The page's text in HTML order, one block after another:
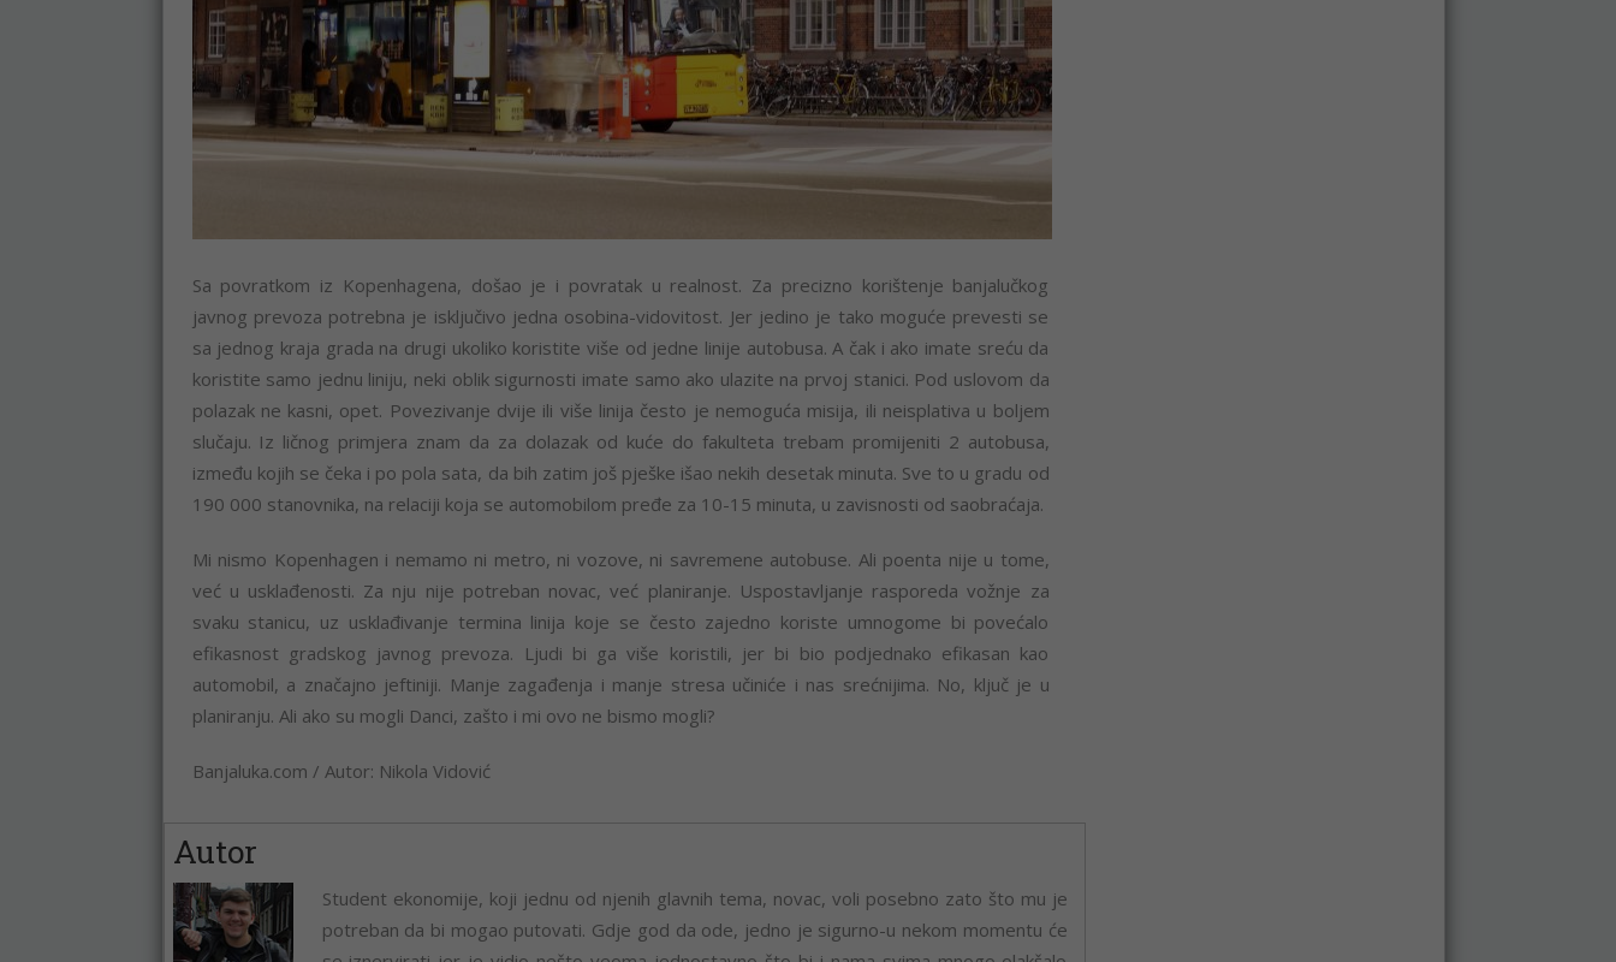
Sa povratkom iz Kopenhagena, došao je i povratak u realnost. Za precizno korištenje banjalučkog
javnog prevoza potrebna je isključivo jedna osobina-vidovitost. Jer jedino je tako moguće prevesti se
sa jednog kraja grada na drugi ukoliko koristite više od jedne linije autobusa. A čak i ako imate sreću da
koristite samo jednu liniju, neki oblik sigurnosti imate samo ako ulazite na prvoj stanici. Pod uslovom da
polazak ne kasni, opet. Povezivanje dvije ili više linija često je nemoguća misija, ili neisplativa u boljem
slučaju. Iz ličnog primjera znam da za dolazak od kuće do fakulteta trebam promijeniti 2 autobusa,
između kojih se čeka i po pola sata, da bih zatim još pješke išao nekih desetak minuta. Sve to u gradu od
190 000 stanovnika, na relaciji koja se automobilom pređe za 10-15 minuta, u zavisnosti od saobraćaja.
Mi nismo Kopenhagen i nemamo ni metro, ni vozove, ni savremene autobuse. Ali poenta nije u tome,
već u usklađenosti. Za nju nije potreban novac, već planiranje. Uspostavljanje rasporeda vožnje za
svaku stanicu, uz usklađivanje termina linija koje se često zajedno koriste umnogome bi povećalo
efikasnost gradskog javnog prevoza. Ljudi bi ga više koristili, jer bi bio podjednako efikasan kao
automobil, a značajno jeftiniji. Manje zagađenja i manje stresa učiniće i nas srećnijima. No, ključ je u
planiranju. Ali ako su mogli Danci, zašto i mi ovo ne bismo mogli?
Banjaluka.com / Autor: Nikola Vidović
Autor
Student ekonomije, koji jednu od njenih glavnih tema, novac, voli posebno zato što mu je
potreban da bi mogao putovati. Gdje god da ode, jedno je sigurno-u nekom momentu će